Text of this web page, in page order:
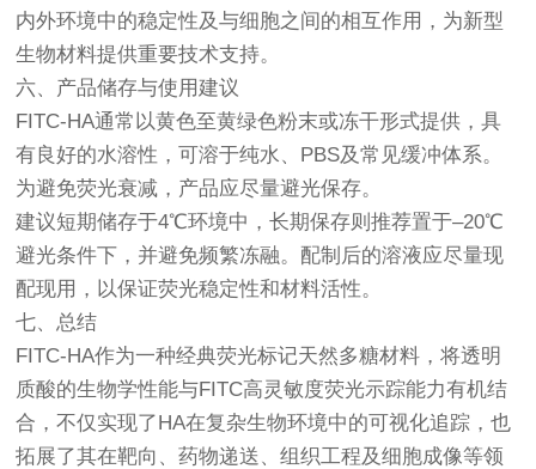
内外环境中的稳定性及与细胞之间的相互作用，为新型
生物材料提供重要技术支持。
六、产品储存与使用建议
FITC-HA通常以黄色至黄绿色粉末或冻干形式提供，具
有良好的水溶性，可溶于纯水、PBS及常见缓冲体系。
为避免荧光衰减，产品应尽量避光保存。
建议短期储存于4℃环境中，长期保存则推荐置于–20℃
避光条件下，并避免频繁冻融。配制后的溶液应尽量现
配现用，以保证荧光稳定性和材料活性。
七、总结
FITC-HA作为一种经典荧光标记天然多糖材料，将透明
质酸的生物学性能与FITC高灵敏度荧光示踪能力有机结
合，不仅实现了HA在复杂生物环境中的可视化追踪，也
拓展了其在靶向、药物递送、组织工程及细胞成像等领